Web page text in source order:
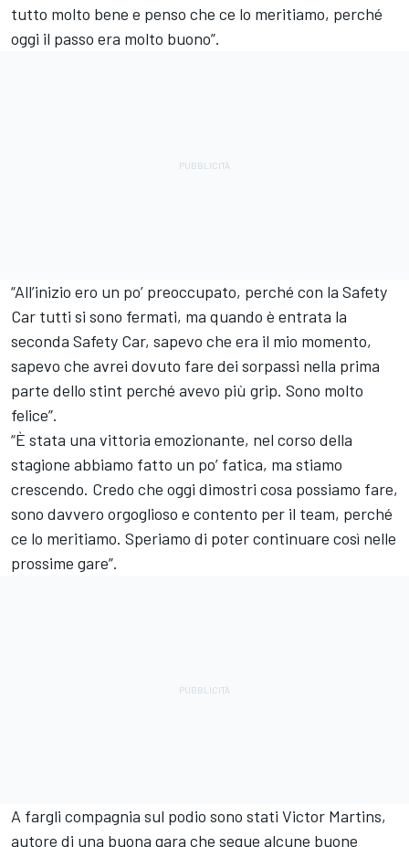
tutto molto bene e penso che ce lo meritiamo, perché
oggi il passo era molto buono”.
“All’inizio ero un po’ preoccupato, perché con la Safety
Car tutti si sono fermati, ma quando è entrata la
seconda Safety Car, sapevo che era il mio momento,
sapevo che avrei dovuto fare dei sorpassi nella prima
parte dello stint perché avevo più grip. Sono molto
felice”.
“È stata una vittoria emozionante, nel corso della
stagione abbiamo fatto un po’ fatica, ma stiamo
crescendo. Credo che oggi dimostri cosa possiamo fare,
sono davvero orgoglioso e contento per il team, perché
ce lo meritiamo. Speriamo di poter continuare così nelle
prossime gare”.
A fargli compagnia sul podio sono stati Victor Martins,
autore di una buona gara che segue alcune buone